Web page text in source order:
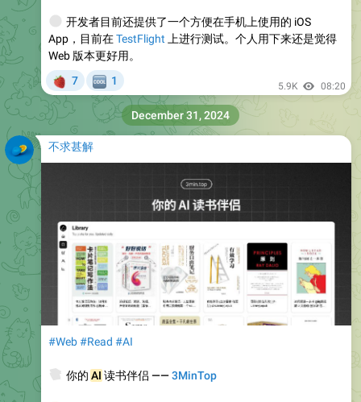
开发者目前还提供了一个方便在手机上使用的 iOS
App，目前在TestFlight 上进行测试。个人用下来还是觉得
Web 版本更好用。
7 1 5.9K 08:20
不求甚解
#Web#Read #AI
你的 AI 读书伴侣 ——3MinTop
December 31, 2024